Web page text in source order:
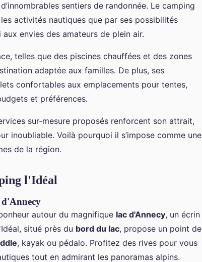
sentiers de randonnée. Le camping
activités nautiques que par ses possibilités
envies des amateurs de plein air.
telles que des piscines chauffées et des zones
adaptée aux familles. De plus, ses
confortables aux emplacements pour tentes,
et préférences.
sur-mesure proposés renforcent son attrait,
inoubliable. Voilà pourquoi il s’impose comme une
de la région.
l'Idéal
autour du magnifique lac d'Annecy, un écrin
situé près du bord du lac, propose un point de
, kayak ou pédalo. Profitez des rives pour vous
tout en admirant les panoramas alpins.